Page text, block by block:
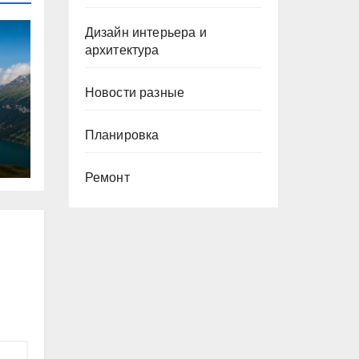
Дизайн интерьера и
архитектура
Новости разные
Планировка
Ремонт